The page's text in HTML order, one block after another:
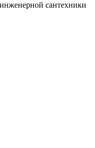
сантехники